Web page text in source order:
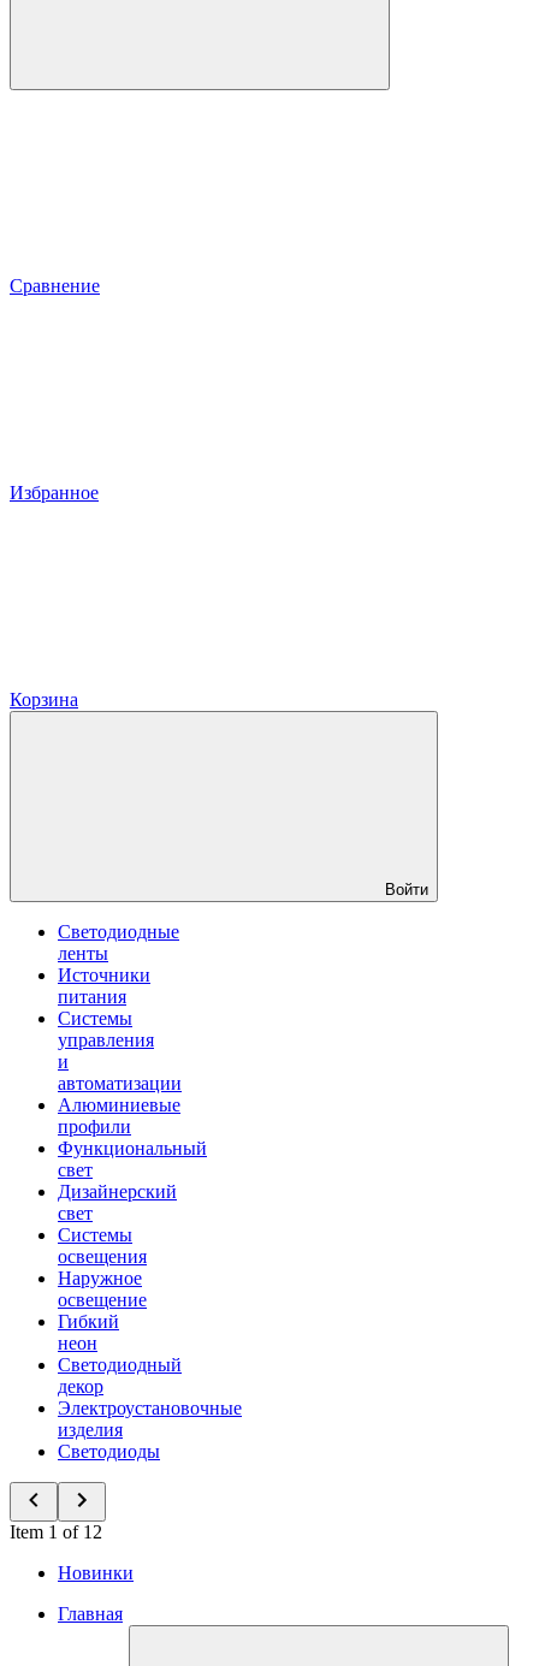
Сравнение
Избранное
Корзина
Войти
Светодиодные
ленты
Источники
питания
Системы
управления
и
автоматизации
Алюминиевые
профили
Функциональный
свет
Дизайнерский
свет
Системы
освещения
Наружное
освещение
Гибкий
неон
Светодиодный
декор
Электроустановочные
изделия
Светодиоды
Item 1 of 12
Новинки
Главная